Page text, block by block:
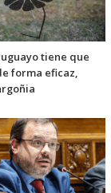
tiene que
forma eficaz,